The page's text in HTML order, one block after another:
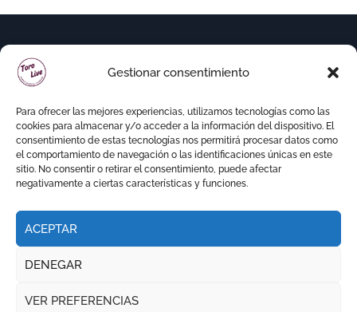
Gestionar consentimiento
Para ofrecer las mejores experiencias, utilizamos tecnologías como las
cookies para almacenar y/o acceder a la información del dispositivo. El
consentimiento de estas tecnologías nos permitirá procesar datos como
el comportamiento de navegación o las identificaciones únicas en este
sitio. No consentir o retirar el consentimiento, puede afectar
negativamente a ciertas características y funciones.
ACEPTAR
DENEGAR
VER PREFERENCIAS
Copyright © Todos los derechos reservados